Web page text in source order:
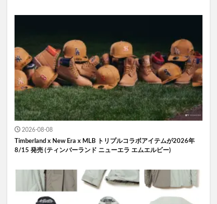
2026-08-08
Timberland x New Era x MLB トリプルコラボアイテムが2026年
8/15 発売 (ティンバーランド ニューエラ エムエルビー)